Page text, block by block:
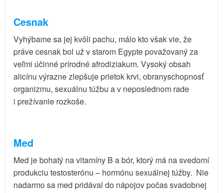
Cesnak
Vyhýbame sa jej kvôli pachu, málo kto však vie, že
práve cesnak bol už v starom Egypte považovaný za
veľmi účinné prírodné afrodiziakum. Vysoký obsah
alicínu výrazne zlepšuje prietok krvi, obranyschopnosť
organizmu, sexuálnu túžbu a v neposlednom rade
i prežívanie rozkoše.
Med
Med je bohatý na vitamíny B a bór, ktorý má na svedomí
produkciu testosterónu – hormónu sexuálnej túžby. Nie
nadarmo sa med pridával do nápojov počas svadobnej